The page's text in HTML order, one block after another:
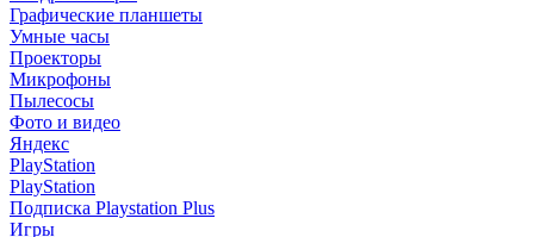
Графические планшеты
Умные часы
Проекторы
Микрофоны
Пылесосы
Фото и видео
Яндекс
PlayStation
PlayStation
Подписка Playstation Plus
Игры